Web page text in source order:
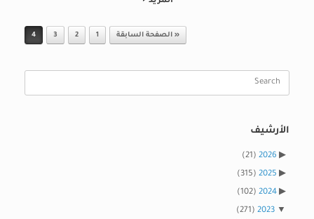
« الصفحة السابقة 1
2
3
4
Search
الأرشيف
2026
(21)
2025
(315)
2024
(102)
2023
(271)